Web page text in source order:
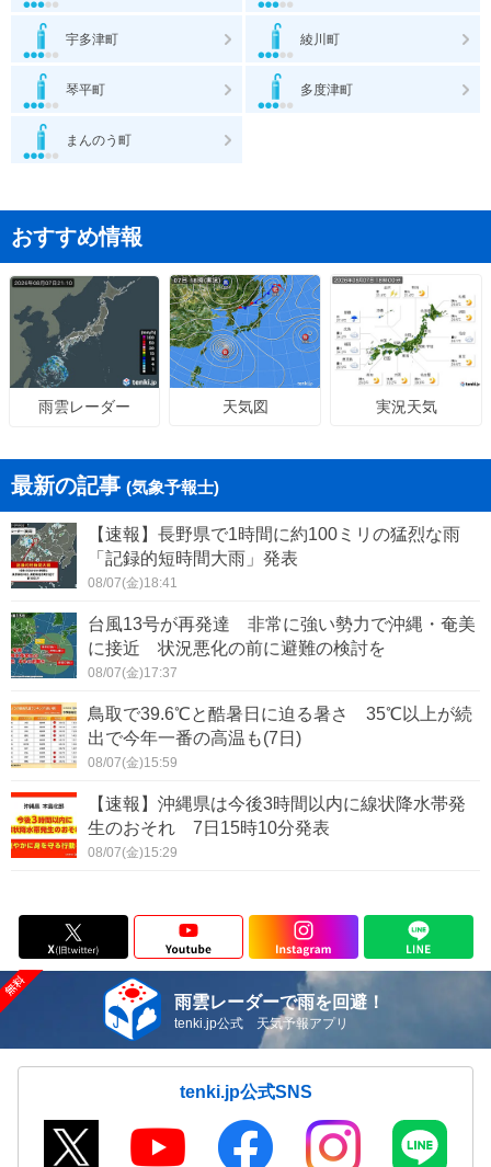
宇多津町 綾川町
琴平町 多度津町
まんのう町
おすすめ情報
雨雲レーダー 天気図 実況天気
最新の記事 (気象予報士)
【速報】長野県で1時間に約100ミリの猛烈な雨
「記録的短時間大雨」発表
08/07(金)18:41
台風13号が再発達 非常に強い勢力で沖縄・奄美
に接近 状況悪化の前に避難の検討を
08/07(金)17:37
鳥取で39.6℃と酷暑日に迫る暑さ 35℃以上が続
出で今年一番の高温も(7日)
08/07(金)15:59
【速報】沖縄県は今後3時間以内に線状降水帯発
生のおそれ 7日15時10分発表
08/07(金)15:29
雨雲レーダーで雨を回避！
tenki.jp公式 天気予報アプリ
tenki.jp公式SNS